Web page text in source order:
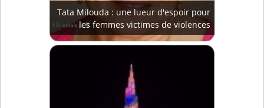
Tata Milouda : une lueur d'espoir pour
les femmes victimes de violences